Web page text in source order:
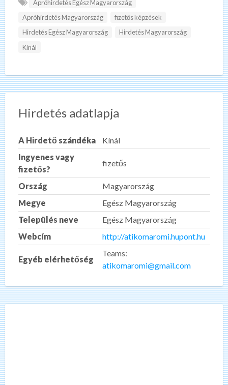
Apróhirdetés Egész Magyarország
Apróhirdetés Magyarország
fizetős képzések
Hirdetés Egész Magyarország
Hirdetés Magyarország
Kínál
Hirdetés adatlapja
A Hirdető szándéka
Kínál
Ingyenes vagy
fizetős?
fizetős
Ország
Magyarország
Megye
Egész Magyarország
Település neve
Egész Magyarország
Webcím
http://atikomaromi.hupont.hu
Egyéb elérhetőség
Teams:
atikomaromi@gmail.com